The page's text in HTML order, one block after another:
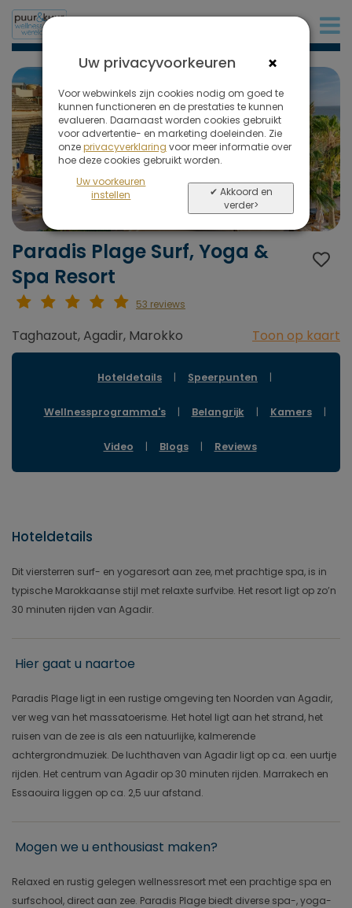
Paradis Plage Surf, Yoga &
Spa Resort
53 reviews
Taghazout, Agadir, Marokko Toon op kaart
Hoteldetails | Speerpunten |
Wellnessprogramma's | Belangrijk | Kamers |
Video | Blogs | Reviews
Hoteldetails
Dit viersterren surf- en yogaresort aan zee, met prachtige spa, is in
typische Marokkaanse stijl met relaxte surfvibe. Het resort ligt op zo’n
30 minuten rijden van Agadir.
Hier gaat u naartoe
Paradis Plage ligt in een rustige omgeving ten Noorden van Agadir,
ver weg van het massatoerisme. Het hotel ligt aan het strand, het
ruisen van de zee is als een natuurlijke, kalmerende
achtergrondmuziek. De luchthaven van Agadir ligt op ca. een uurtje
rijden. Het centrum van Agadir op 30 minuten rijden. Marrakech en
Essaouira liggen op ca. 2,5 uur afstand.
Mogen we u enthousiast maken?
Relaxed en rustig gelegen wellnessresort met een prachtige spa en
surfschool, direct aan zee. Paradis Plage biedt diverse spa-, yoga-
×
Uw privacyvoorkeuren
Voor webwinkels zijn cookies nodig om goed te
kunnen functioneren en de prestaties te kunnen
evalueren. Daarnaast worden cookies gebruikt
voor advertentie- en marketing doeleinden. Zie
onzeprivacyverklaring voor meer informatie over
hoe deze cookies gebruikt worden.
Uw voorkeuren
instellen
✔ Akkoord en
verder>